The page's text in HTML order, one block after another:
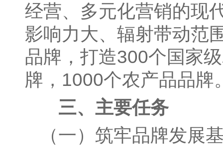
经营、多元化营销的现
影响力大、辐射带动范
品牌，打造300个国家
牌，1000个农产品品牌
三、主要任务
（一）筑牢品牌发展